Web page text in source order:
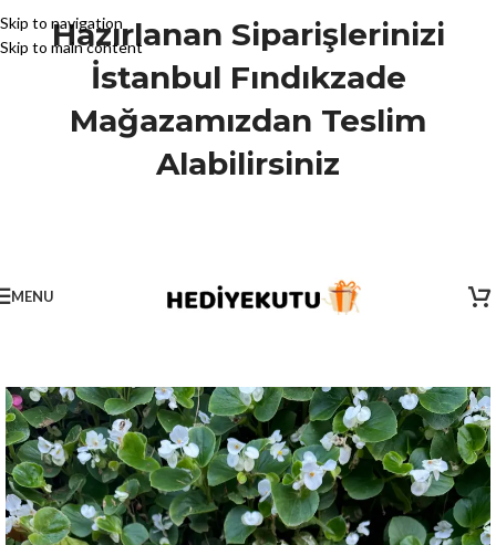
Skip to navigation
Skip to main content
Hazırlanan Siparişlerinizi
İstanbul Fındıkzade
Mağazamızdan Teslim
Alabilirsiniz
MENU